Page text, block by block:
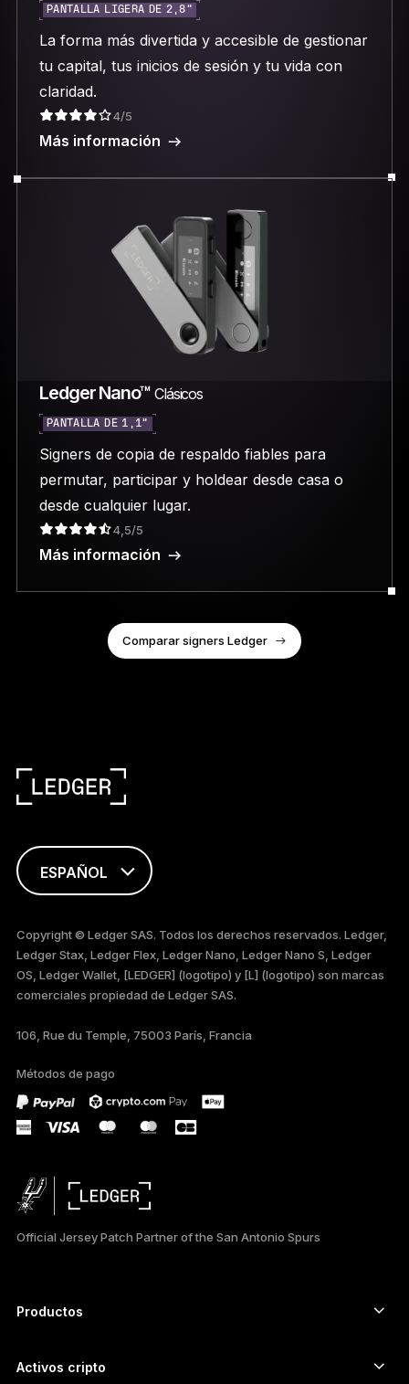
PANTALLA LIGERA DE 2,8"
La forma más divertida y accesible de gestionar
tu capital, tus inicios de sesión y tu vida con
claridad.
4/5
Más información
Ledger Nano™ Clásicos
PANTALLA DE 1,1"
Signers de copia de respaldo fiables para
permutar, participar y holdear desde casa o
desde cualquier lugar.
4,5/5
Más información
Comparar signers Ledger
ESPAÑOL
FRANÇAIS
TÜRKÇE
DEUTSCH
PORTUGUÊS
РУССКИЙ
日本語
Copyright © Ledger SAS. Todos los derechos reservados. Ledger,
Ledger Stax, Ledger Flex, Ledger Nano, Ledger Nano S, Ledger
OS, Ledger Wallet, [LEDGER] (logotipo) y [L] (logotipo) son marcas
comerciales propiedad de Ledger SAS.
106, Rue du Temple, 75003 París, Francia
Métodos de pago
Official Jersey Patch Partner of the San Antonio Spurs
Productos
Hardware Wallet
Activos cripto